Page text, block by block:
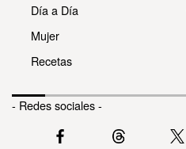
Día a Día
Mujer
Recetas
- Redes sociales -